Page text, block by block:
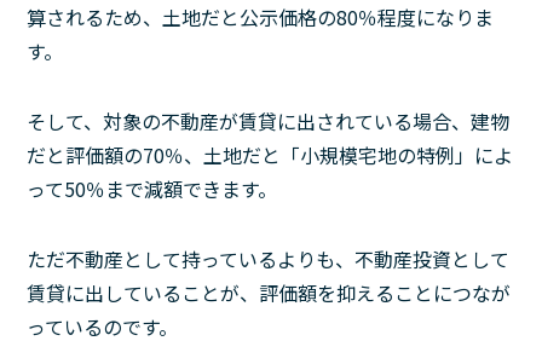
算されるため、土地だと公示価格の80％程度になりま
す。
そして、対象の不動産が賃貸に出されている場合、建物
だと評価額の70％、土地だと「小規模宅地の特例」によ
って50％まで減額できます。
ただ不動産として持っているよりも、不動産投資として
賃貸に出していることが、評価額を抑えることにつなが
っているのです。